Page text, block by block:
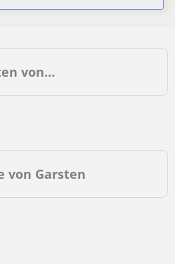
von…
von Garsten